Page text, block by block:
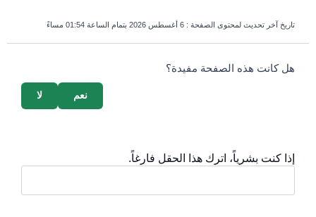
تاريخ آخر تحديث لمحتوى الصفحة : 6 أغسطس 2026 بتمام الساعة 01:54 مساءً
survey_v2
هل كانت هذه الصفحة مفيدة؟
لا نعم
إذا كنت بشرياً، اترك هذا الحقل فارغاً.